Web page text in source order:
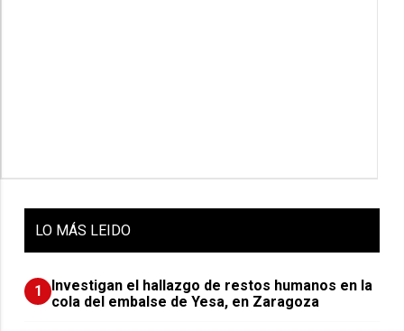
LO MÁS LEIDO
1
Investigan el hallazgo de restos humanos en la
cola del embalse de Yesa, en Zaragoza